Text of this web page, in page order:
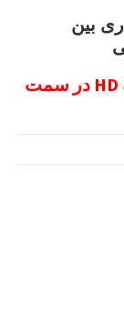
بین
برای مشاهده با کیفیت بالاتر از گزینه HD در سمت